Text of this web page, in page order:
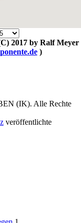
2017 by Ralf Meyer
)
(IK). Alle Rechte
veröffentlichte